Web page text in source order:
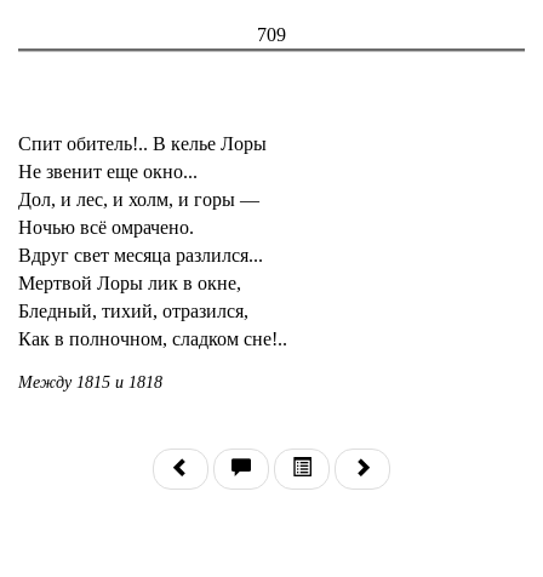
709
Спит обитель!.. В келье Лоры
Не звенит еще окно...
Дол, и лес, и холм, и горы —
Ночью всё омрачено.
Вдруг свет месяца разлился...
Мертвой Лоры лик в окне,
Бледный, тихий, отразился,
Как в полночном, сладком сне!..
Между 1815 и 1818